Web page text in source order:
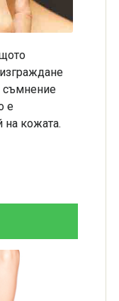
съмнение
е
на кожата.